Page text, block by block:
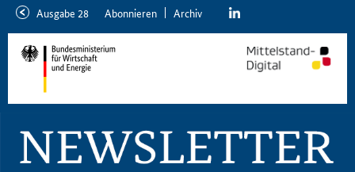
ältereAusgabe 28 Abon­nie­ren Ar­chiv linkedin
neuere